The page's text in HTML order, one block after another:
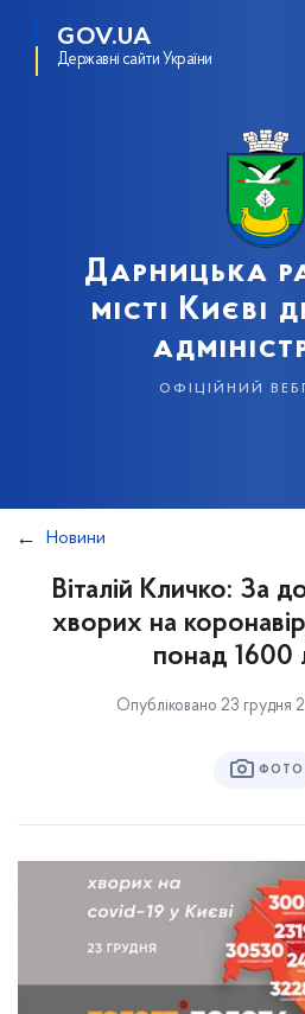
GOV.UA
Державні сайти України
Дарницька
місті Києві
офіційний
Новини
Віталій Кличко: За
хворих на
понад 1600
Опубліковано 23 грудня
ФОТО